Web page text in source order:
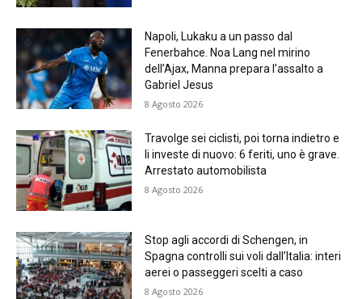
Napoli, Lukaku a un passo dal
Fenerbahce. Noa Lang nel mirino
dell’Ajax, Manna prepara l’assalto a
Gabriel Jesus
8 Agosto 2026
Travolge sei ciclisti, poi torna indietro e
li investe di nuovo: 6 feriti, uno è grave.
Arrestato automobilista
8 Agosto 2026
Stop agli accordi di Schengen, in
Spagna controlli sui voli dall’Italia: interi
aerei o passeggeri scelti a caso
8 Agosto 2026